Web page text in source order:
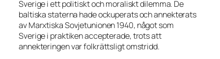
Sverige i ett politiskt och moraliskt dilemma. De
baltiska staterna hade ockuperats och annekterats
av Marxtiska Sovjetunionen 1940, något som
Sverige i praktiken accepterade, trots att
annekteringen var folkrättsligt omstridd.